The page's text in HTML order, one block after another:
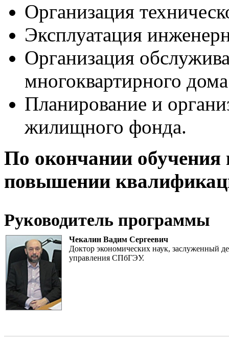
Организация
Эксплуатация
Организация
многоквартирного дома
Планирование и
жилищного фонда.
По окончании обучения
повышении
Руководитель программы
Чекалин Вадим Сергеевич
Доктор экономических наук, заслуженный
управления СПбГЭУ.